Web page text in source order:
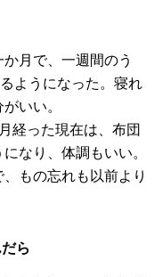
月で、一週間のう
ようになった。寝れ
いい。
経った現在は、布団
なり、体調もいい。
もの忘れも以前より
ら